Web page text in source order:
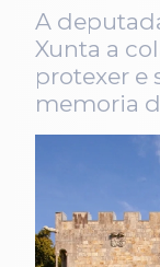
A
Xunta a
protexer e
memoria